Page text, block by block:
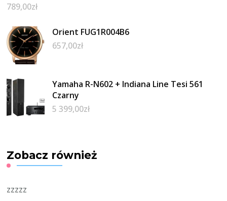
789,00zł
Orient FUG1R004B6
657,00zł
Yamaha R-N602 + Indiana Line Tesi 561
Czarny
5 399,00zł
Zobacz również
zzzzz